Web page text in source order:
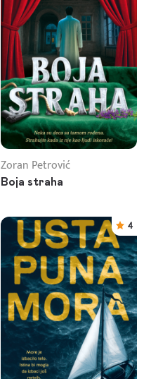
Zoran Petrović
Boja straha
4